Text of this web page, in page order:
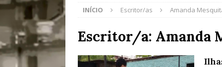
[ 29/07/2026 ]
São o Cadinho
Precisamos’,
Especial do
INÍCIO Escritor/as Amanda
Escritor/a: Amanda